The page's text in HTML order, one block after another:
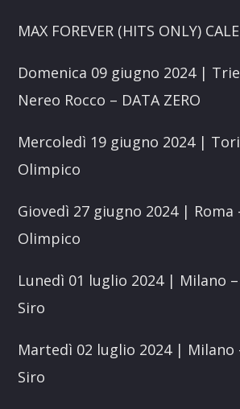
MAX FOREVER (HITS ONLY)
Domenica 09 giugno 2024 |
Nereo Rocco – DATA ZERO
Mercoledì 19 giugno 2024 |
Olimpico
Giovedì 27 giugno 2024 | Roma
Olimpico
Lunedì 01 luglio 2024 | Milano
Siro
Martedì 02 luglio 2024 | Milano
Siro